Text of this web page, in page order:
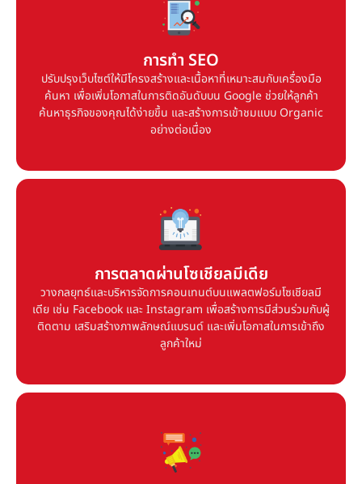
การทำ SEO
ปรับปรุงเว็บไซต์ให้มีโครงสร้างและเนื้อหาที่เหมาะสมกับเครื่องมือ
ค้นหา เพื่อเพิ่มโอกาสในการติดอันดับบน Google ช่วยให้ลูกค้า
ค้นหาธุรกิจของคุณได้ง่ายขึ้น และสร้างการเข้าชมแบบ Organic
อย่างต่อเนื่อง
การทำ SEO
ปรับปรุงเว็บไซต์ให้มีโครงสร้างและเนื้อหาที่เหมาะสมกับเครื่องมือ
ค้นหา เพื่อเพิ่มโอกาสในการติดอันดับบน Google ช่วยให้ลูกค้า
ค้นหาธุรกิจของคุณได้ง่ายขึ้น และสร้างการเข้าชมแบบ Organic
อย่างต่อเนื่อง
การตลาดผ่านโซเชียลมีเดีย
วางกลยุทธ์และบริหารจัดการคอนเทนต์บนแพลตฟอร์มโซเชียลมี
เดีย เช่น Facebook และ Instagram เพื่อสร้างการมีส่วนร่วมกับผู้
ติดตาม เสริมสร้างภาพลักษณ์แบรนด์ และเพิ่มโอกาสในการเข้าถึง
ลูกค้าใหม่
การตลาดผ่านโซเชียลมีเดีย
วางกลยุทธ์และบริหารจัดการคอนเทนต์บนแพลตฟอร์มโซเชียลมี
เดีย เช่น Facebook และ Instagram เพื่อสร้างการมีส่วนร่วมกับผู้
ติดตาม เสริมสร้างภาพลักษณ์แบรนด์ และเพิ่มโอกาสในการเข้าถึง
ลูกค้าใหม่
การตลาดด้วยคอนเทนต์